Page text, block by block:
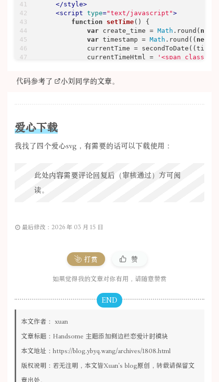
</style>
<script type="text/javascript">
function
setTime( ) {
var create_time = Math .round( new
var timestamp = Math .round(( new
currentTime =
            currentTimeHtml =
'<span
        }
                time[
            }
                second %=
24 * 3600;
            }
if (second >=
            }
if (second >
        }
document.addEventListener(
代码参考了 小刘同学的文章。
爱心下载
我找了四个爱心svg，有需要的话可以下载使用：
此处内容需要评论回复后（审核通过）方可阅
读。
最后修改：2026 年 03 月 15 日
打赏 赞
如果觉得我的文章对你有用，请随意赞赏
END
本文作者： xuan
文章标题： Handsome 主题添加侧边栏恋爱计时模块
本文地址： https://blog.ybyq.wang/archives/1808.html
版权说明：若无注明，本文皆Xuan's blog原创，转载请保留文
章出处。